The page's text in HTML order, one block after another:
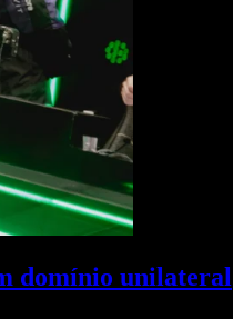
domínio unilateral